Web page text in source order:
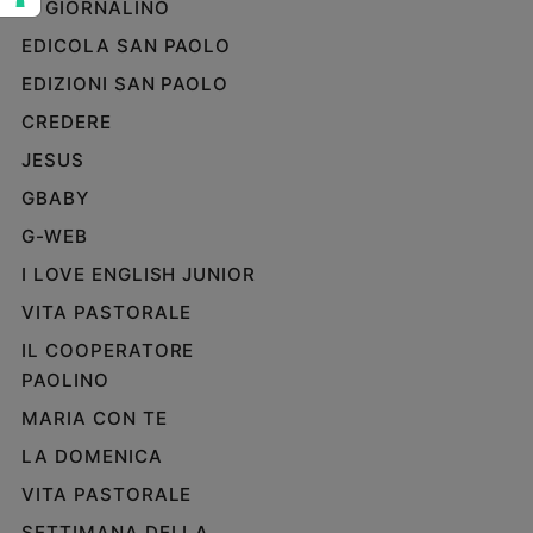
e
giovani
Adolescenza
Riflessioni
Foto
Podcast
IL GIORNALINO
EDICOLA SAN PAOLO
EDIZIONI SAN PAOLO
CREDERE
JESUS
GBABY
G-WEB
I LOVE ENGLISH JUNIOR
VITA PASTORALE
IL COOPERATORE
PAOLINO
MARIA CON TE
LA DOMENICA
VITA PASTORALE